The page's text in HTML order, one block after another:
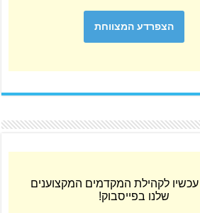
הצפרדע המצווחת
לקהילת המקדמים המקצוענים
שלנו בפייסבוק!